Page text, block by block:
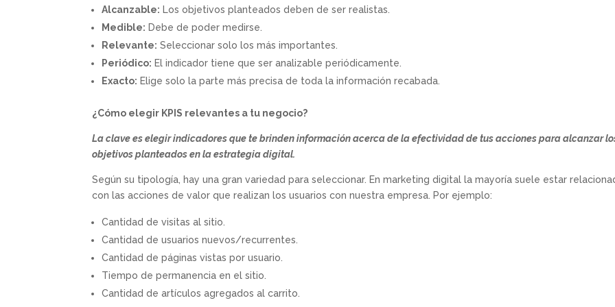
Alcanzable: Los objetivos planteados deben de ser realistas.
Medible: Debe de poder medirse.
Relevante: Seleccionar solo los más importantes.
Periódico: El indicador tiene que ser analizable periódicamente.
Exacto: Elige solo la parte más precisa de toda la información recabada.
¿Cómo elegir KPIS relevantes a tu negocio?
La clave es elegir indicadores que te brinden información acerca de la efectividad de tus acciones para alcanzar
objetivos planteados en la estrategia digital.
Según su tipología, hay una gran variedad para seleccionar. En marketing digital la mayoría suele estar
con las acciones de valor que realizan los usuarios con nuestra empresa. Por ejemplo:
Cantidad de visitas al sitio.
Cantidad de usuarios nuevos/recurrentes.
Cantidad de páginas vistas por usuario.
Tiempo de permanencia en el sitio.
Cantidad de artículos agregados al carrito.